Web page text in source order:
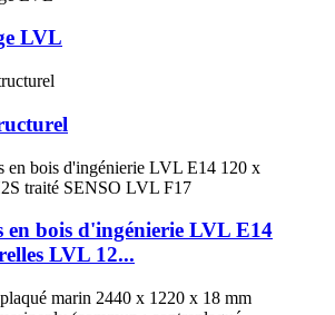
LVL
en bois d'ingénierie LVL E14
LVL 12...